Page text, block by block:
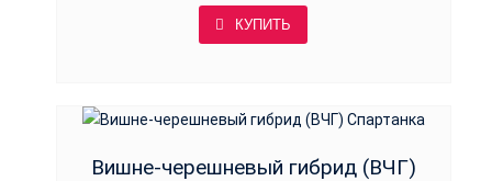
КУПИТЬ
Вишне-черешневый гибрид (ВЧГ)